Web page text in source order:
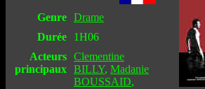
Genre Drame
Durée
1H06
Acteurs
principaux
Clementine
BILLY, Madanie
BOUSSAID,